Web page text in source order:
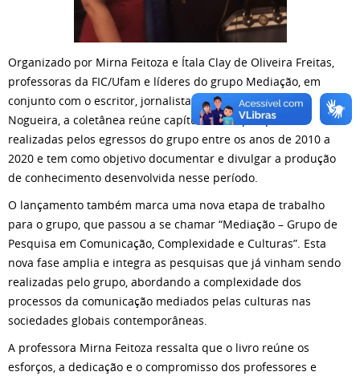
Organizado por Mirna Feitoza e Ítala Clay de Oliveira Freitas,
professoras da FIC/Ufam e líderes do grupo Mediação, em
conjunto com o escritor, jornalista e pesquisador Wilson
Nogueira, a coletânea reúne capítulos com pesquisas
realizadas pelos egressos do grupo entre os anos de 2010 a
2020 e tem como objetivo documentar e divulgar a produção
de conhecimento desenvolvida nesse período.
O lançamento também marca uma nova etapa de trabalho
para o grupo, que passou a se chamar “Mediação – Grupo de
Pesquisa em Comunicação, Complexidade e Culturas”. Esta
nova fase amplia e integra as pesquisas que já vinham sendo
realizadas pelo grupo, abordando a complexidade dos
processos da comunicação mediados pelas culturas nas
sociedades globais contemporâneas.
A professora Mirna Feitoza ressalta que o livro reúne os
esforços, a dedicação e o compromisso dos professores e